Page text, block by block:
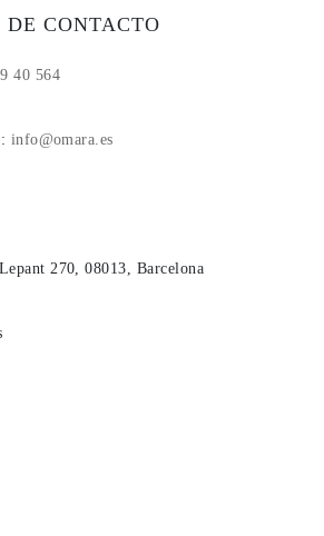
CONTACTO
40 564
info@omara.es
270, 08013, Barcelona